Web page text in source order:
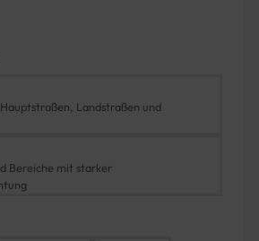
Landstraßen und
Bereiche mit starker